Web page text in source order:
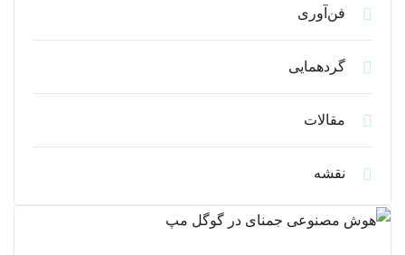
فن‌آوری
گردهمایی
مقالات
نقشه